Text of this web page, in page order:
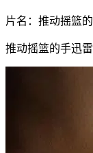
片名：推动摇篮
推动摇篮的手迅